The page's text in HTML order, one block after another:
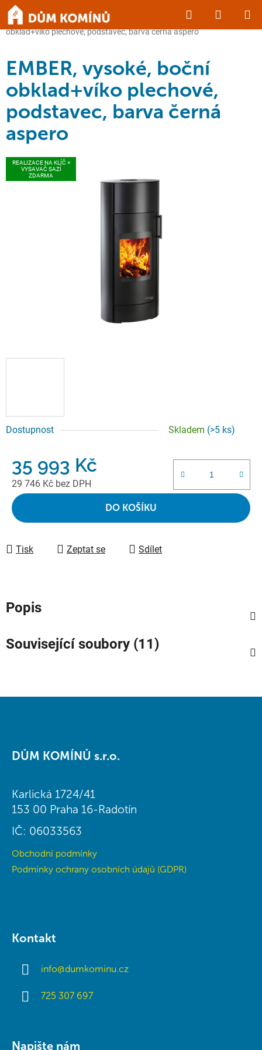
Přejít
obsah
Hledat
KOŠÍK
Domů /KRBY a KAMNA / Krbová kamna
EMBER, vysoké, boční
obklad+víko plechové, podstavec, barva černá aspero
Dostupnost Skladem (>5 ks)
35 993 Kč
29 746 Kč bez DPH
Měrná cena:
DO KOŠÍKU
Tisk Zeptat se Sdílet
EMBER, vysoké, boční
obklad+víko plechové,
podstavec, barva černá
aspero
REALIZACE NA KLÍČ =
VYSAVAČ SAZÍ
ZDARMA
Popis
Související soubory (11)
DŮM KOMÍNŮ s.r.o.
Karlická 1724/41
153 00 Praha 16-Radotín
IČ: 06033563
Obchodní podmínky
Podmínky ochrany osobních údajů (GDPR)
Kontakt
info@dumkominu.cz
725 307 697
Napište nám